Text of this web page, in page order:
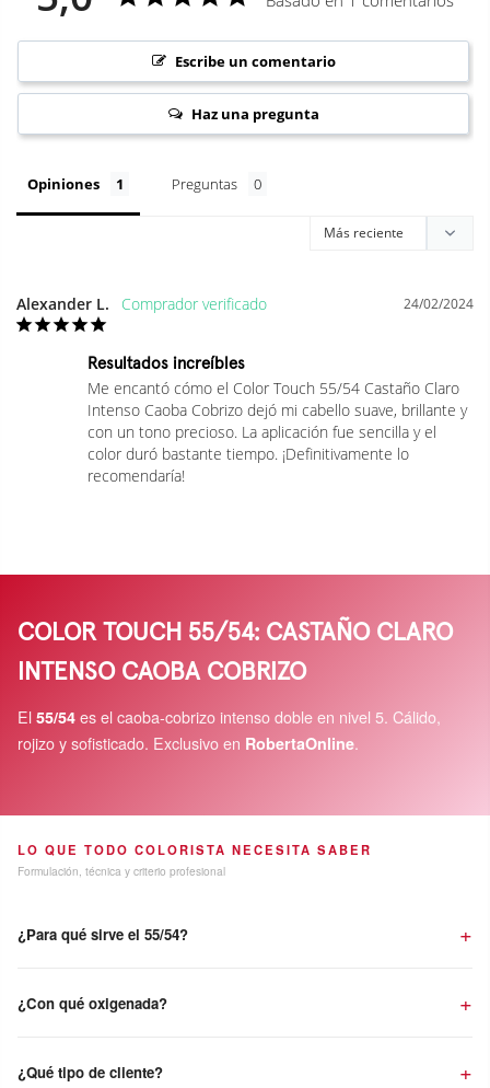
INSTRUCCIONES DE USO PROFESIONAL Y TIEMPOS
DE ACTUACIÓN
Color Touch es un sistema de coloración demi-permanente de
uso exclusivo profesional. Siga rigurosamente los pasos de
aplicación:
1. Preparación y Primera Aplicación (Toda la Cabeza):
Aplique la mezcla uniformemente desde las raíces hasta las
puntas sobre el cabello previamente lavado con champú y
2. Tiempos de Actuación Oficiales (Wella Professionals):
Método de
Aplicación
Tiempo
Estándar
Tras Permanente /
Alisado
(Climazon)
3. Precauciones Críticas de Seguridad:
No utilizar en menores de 16 años. Realice obligatoriamente un test de
el cuero cabelludo presenta irritaciones o lesiones. Enjuagar
inmediatamente los ojos si el producto entra en contacto con ellos. No
aplicar en cejas ni pestañas.
Escribe un comentario
Haz una pregunta
Opiniones Preguntas
24/02/2024
Alexander L.
Resultados increíbles
Me encantó cómo el Color Touch 55/54 Castaño Claro
Intenso Caoba Cobrizo dejó mi cabello suave, brillante y
con un tono precioso. La aplicación fue sencilla y el
color duró bastante tiempo. ¡Definitivamente lo
recomendaría!
COLOR TOUCH 55/54: CASTAÑO CLARO
INTENSO CAOBA COBRIZO
El 55/54 es el caoba-cobrizo intenso doble en nivel 5. Cálido,
rojizo y sofisticado. Exclusivo en RobertaOnline.
LO QUE TODO COLORISTA NECESITA SABER
Formulación, técnica y criterio profesional
¿Para qué sirve el 55/54?
¿Con qué oxigenada?
¿Qué tipo de cliente?